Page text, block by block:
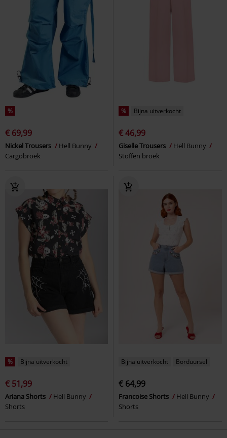
%
€ 69,99
Nickel Trousers
Hell Bunny
Cargobroek
% Bijna uitverkocht
€ 46,99
Giselle Trousers
Hell Bunny
Stoffen broek
% Bijna uitverkocht
€ 51,99
Ariana Shorts
Hell Bunny
Shorts
Bijna uitverkocht Borduursel
€ 64,99
Francoise Shorts
Hell Bunny
Shorts